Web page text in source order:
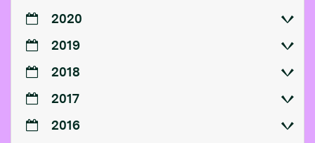
2020
2019
2018
2017
2016